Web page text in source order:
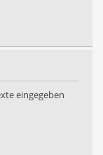
eingegeben